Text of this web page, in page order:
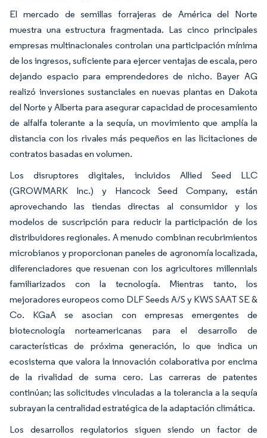
El mercado de semillas forrajeras de América del Norte
muestra una estructura fragmentada. Las cinco principales
empresas multinacionales controlan una participación mínima
de los ingresos, suficiente para ejercer ventajas de escala, pero
dejando espacio para emprendedores de nicho. Bayer AG
realizó inversiones sustanciales en nuevas plantas en Dakota
del Norte y Alberta para asegurar capacidad de procesamiento
de alfalfa tolerante a la sequía, un movimiento que amplía la
distancia con los rivales más pequeños en las licitaciones de
contratos basadas en volumen.
Los disruptores digitales, incluidos Allied Seed LLC
(GROWMARK Inc.) y Hancock Seed Company, están
aprovechando las tiendas directas al consumidor y los
modelos de suscripción para reducir la participación de los
distribuidores regionales. A menudo combinan recubrimientos
microbianos y proporcionan paneles de agronomía localizada,
diferenciadores que resuenan con los agricultores millennials
familiarizados con la tecnología. Mientras tanto, los
mejoradores europeos como DLF Seeds A/S y KWS SAAT SE &
Co. KGaA se asocian con empresas emergentes de
biotecnología norteamericanas para el desarrollo de
características de próxima generación, lo que indica un
ecosistema que valora la innovación colaborativa por encima
de la rivalidad de suma cero. Las carreras de patentes
continúan; las solicitudes vinculadas a la tolerancia a la sequía
subrayan la centralidad estratégica de la adaptación climática.
Los desarrollos regulatorios siguen siendo un factor de